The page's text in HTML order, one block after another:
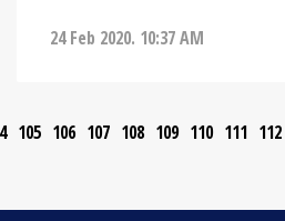
24 Feb 2020. 10:37 AM
105 106 107 108 109 110 111 112